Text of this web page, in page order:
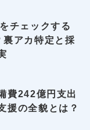
チェックする
アカ特定と採
費242億円支出
援の全貌とは？